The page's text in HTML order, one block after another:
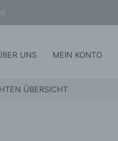
UNS MEIN KONTO
ÜBERSICHT